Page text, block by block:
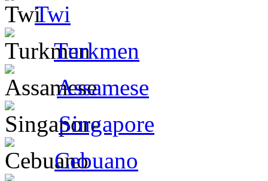
Twi
Turkmen
Assamese
Singapore
Cebuano